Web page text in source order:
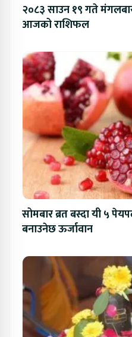
२०८३ साउन १९ गते
आजको राशिफल
सोमबार ब्रत बस्दा यी ५
बनाउनेछ ऊर्जावान